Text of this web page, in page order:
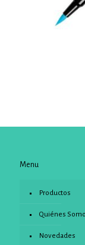
Menu
Productos
Quiénes
Novedades